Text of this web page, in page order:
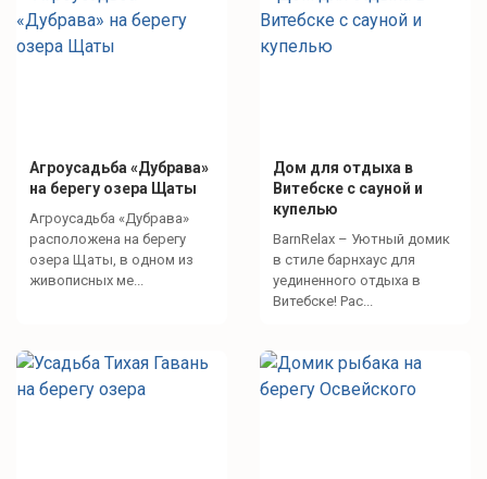
Агроусадьба «Дубрава»
на берегу озера Щаты
Агроусадьба «Дубрава»
расположена на берегу
озера Щаты, в одном из
живописных ме...
Дом для отдыха в
Витебске с сауной и
купелью
BarnRelax – Уютный домик
в стиле барнхаус для
уединенного отдыха в
Витебске! Рас...